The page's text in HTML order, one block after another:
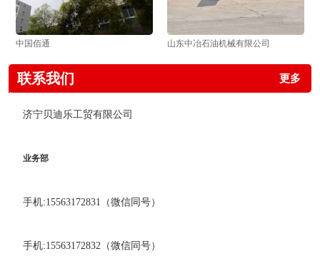
中国佰通 山东中冶石油机械有限公司
联系我们 更多
济宁贝迪乐工贸有限公司
业务部
手机:15563172831（微信同号）
手机:15563172832（微信同号）